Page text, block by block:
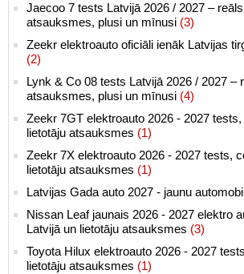
Jaecoo 7 tests Latvijā 2026 / 2027 –
atsauksmes, plusi un mīnusi (3)
Zeekr elektroauto oficiāli ienāk Latvijas
(2)
Lynk & Co 08 tests Latvijā 2026 / 2027 –
atsauksmes, plusi un mīnusi (4)
Zeekr 7GT elektroauto 2026 - 2027
lietotāju atsauksmes (1)
Zeekr 7X elektroauto 2026 - 2027 tests,
lietotāju atsauksmes (1)
Latvijas Gada auto 2027 - jaunu
Nissan Leaf jaunais 2026 - 2027 elektro
Latvijā un lietotāju atsauksmes (3)
Toyota Hilux elektroauto 2026 - 2027
lietotāju atsauksmes (1)